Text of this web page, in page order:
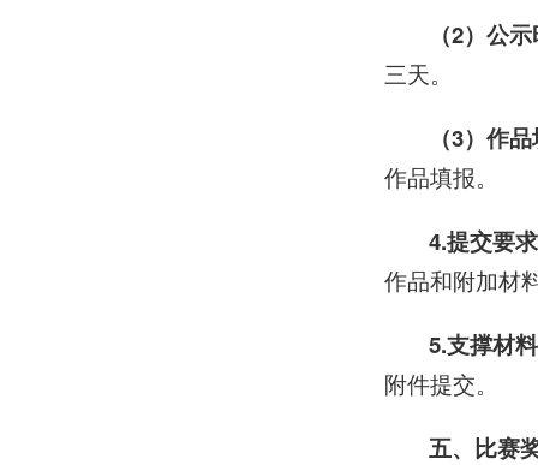
（2）公
三天。
（3）作
作品填报。
4.提交要
作品和附加材
5.支撑材
附件提交。
五、比赛